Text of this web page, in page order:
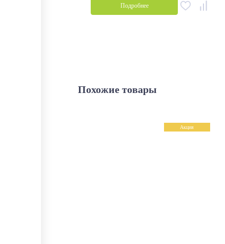
Подробнее
Похожие товары
Акция